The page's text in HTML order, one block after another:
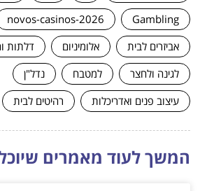
Gambling
novos-casinos-2026
אביזרים לבית
אלומיניום דלתות
לגינה ולחצר
למטבח
נדל"ן
עיצוב פנים ואדריכלות
רהיטים לבית
המשך לעוד מאמרים